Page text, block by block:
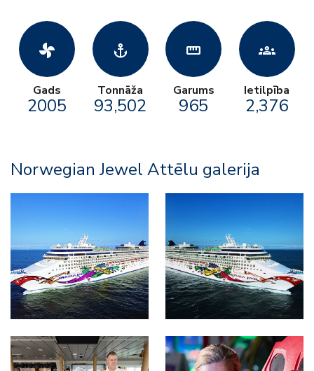
toys_fan
Gads
2005
anchor
Tonnāža
93,502
straighten
Garums
965
groups
Ietilpība
2,376
Norwegian Jewel Attēlu galerija